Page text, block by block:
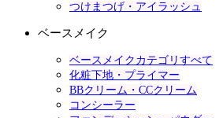
つけまつげ・アイラッシュ
ベースメイク
ベースメイクカテゴリすべて
化粧下地・プライマー
BBクリーム・CCクリーム
コンシーラー